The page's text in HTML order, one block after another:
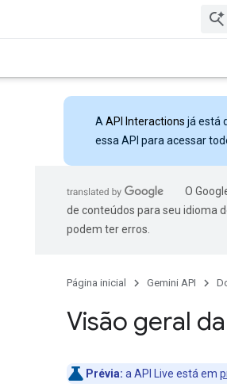
A API Interactions já está
essa API para acessar
O
de conteúdos para seu idioma
podem ter erros.
Página inicial Gemini API
Visão geral
Prévia: a API Live está em